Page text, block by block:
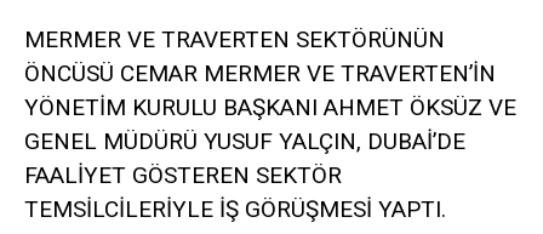
MERMER VE TRAVERTEN SEKTÖRÜNÜN
ÖNCÜSÜ CEMAR MERMER VE TRAVERTEN’İN
YÖNETİM KURULU BAŞKANI AHMET ÖKSÜZ VE
GENEL MÜDÜRÜ YUSUF YALÇIN, DUBAİ’DE
FAALİYET GÖSTEREN SEKTÖR
TEMSİLCİLERİYLE İŞ GÖRÜŞMESİ YAPTI.